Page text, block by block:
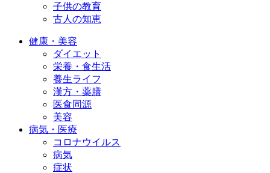
子供の教育
古人の知恵
健康・美容
ダイエット
栄養・食生活
養生ライフ
漢方・薬膳
医食同源
美容
病気・医療
コロナウイルス
病気
症状